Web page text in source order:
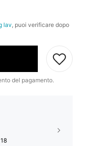
lav , puoi verificare dopo
del pagamento.